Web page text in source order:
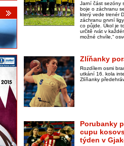
Jarní část sezóny
boje o záchranu
který vede trenér
záchranu první
co půjde. Úkol je
určitě rvát v
možné chvíle,“
Zlíňanky
Rozdílem osmi
utkání 16. kola
Zlíňanky
Porubanky
cupu
týden v